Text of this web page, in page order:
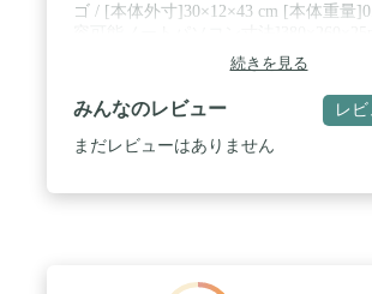
ゴ / [本体外寸]30×12×43 cm [本体重量
収容されるパソコンの外寸を予めご確
[特徴]耐候性, 耐衝撃, パッドハンドル,
スルー, フォームパッド入り
続きを見る
みんなのレビュー レビ
まだレビューはありません